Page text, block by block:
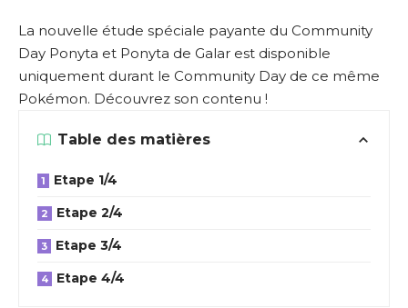
La nouvelle étude spéciale payante du Community
Day Ponyta et Ponyta de Galar est disponible
uniquement durant le Community Day de ce même
Pokémon. Découvrez son contenu !
Table des matières
Etape 1/4
Etape 2/4
Etape 3/4
Etape 4/4